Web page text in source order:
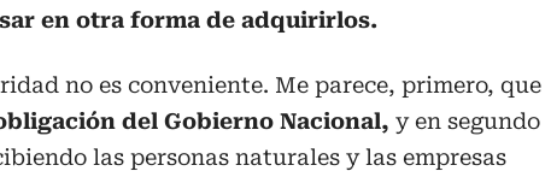
en otra forma de adquirirlos.
no es conveniente. Me parece, primero, que
del Gobierno Nacional, y en segundo
las personas naturales y las empresas